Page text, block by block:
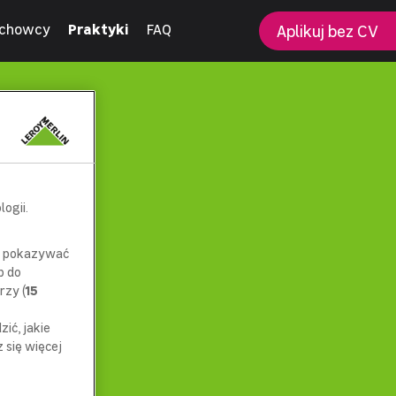
Praktyki FAQ Aplikuj bez CV
pokazywać
do
(15
jakie
się więcej